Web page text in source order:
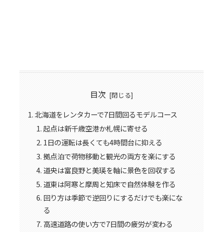
目次
北海道をレンタカーで7日間回るモデルコース
起点は新千歳空港か札幌に寄せる
1日の運転は長くても4時間台に抑える
拠点泊で荷物移動と観光の両方を楽にする
道央は富良野と美瑛を軸に景色を回収する
道東は阿寒と摩周と知床で自然体験を作る
回り方は季節で逆回りにするだけでも楽にな
る
高速道路の使い方で7日間の疲労が変わる